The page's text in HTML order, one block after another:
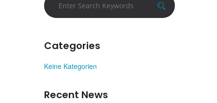
Categories
Keine Kategorien
Recent News